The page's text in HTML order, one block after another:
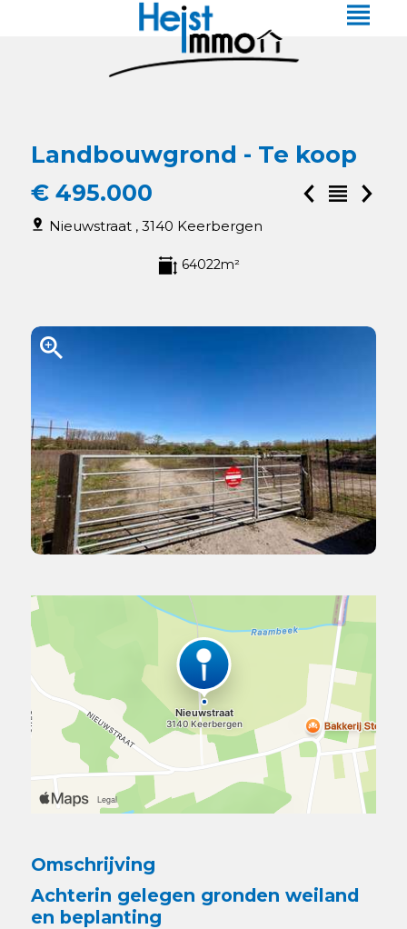
Landbouwgrond - Te koop
€ 495.000
Nieuwstraat , 3140 Keerbergen
64022m²
Omschrijving
Achterin gelegen gronden weiland
en beplanting